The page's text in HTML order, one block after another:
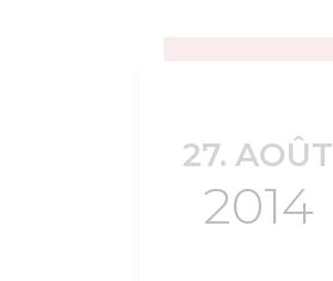
27. AOÛT
2014